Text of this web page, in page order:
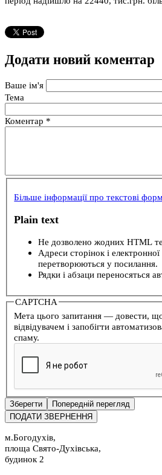
Додати новий коментар
Ваше ім'я
Тема
Коментар *
Більше інформації про текстові
Plain text
Не дозволено жодних HTML
Адреси сторінок і
перетворюються у посилання.
Рядки і абзаци переносяться
CAPTCHA
Мета цього запитання — довести,
відвідувачем і запобігти
спаму.
м.Богодухів,
площа Свято-Духівська,
будинок 2